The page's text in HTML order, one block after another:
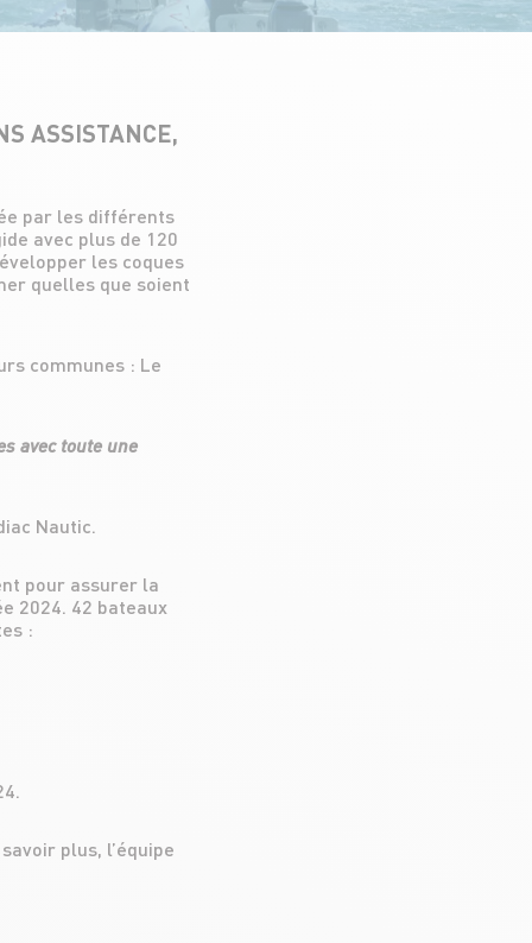
ASSISTANCE,
par les différents
avec plus de 120
les coques
quelles que soient
communes : Le
avec toute une
Nautic.
pour assurer la
2024. 42 bateaux
:
plus, l’équipe